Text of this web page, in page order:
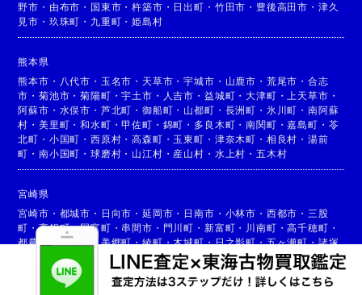
野市 ・ 由布市 ・ 国東市 ・杵築市 ・ 日出町 ・ 竹田市 ・ 豊後高田市 ・ 津久
見市 ・ 玖珠町 ・ 九重町 ・姫島村
熊本県
熊本市 ・ 八代市 ・ 玉名市 ・ 天草市 ・宇城市 ・ 山鹿市 ・ 荒尾市 ・ 合志
市 ・菊池市 ・菊陽町 ・宇土市 ・ 人吉市 ・ 益城町 ・大津町 ・ 上天草市 ・
阿蘇市 ・ 水俣市 ・ 芦北町 ・御船町 ・ 山都町 ・ 長洲町 ・ 氷川町 ・ 南阿蘇
村 ・美里町 ・和水町 ・甲佐町 ・ 錦町 ・ 多良木町 ・南関町 ・嘉島町 ・ 苓
北町 ・ 小国町 ・西原村 ・高森町 ・ 玉東町 ・ 津奈木町 ・ 相良村 ・ 湯前
町 ・南小国町 ・球磨村 ・ 山江村 ・ 産山村 ・ 水上村 ・ 五木村
宮崎県
宮崎市 ・ 都城市 ・ 日向市 ・延岡市 ・ 日南市 ・ 小林市 ・ 西都市 ・ 三股
町 ・高鍋町・国富町 ・ 串間市 ・ 門川町 ・ 新富町 ・ 川南町 ・高千穂町 ・
都農町
高原町 ・美郷町・綾町・木城町・日之影町・五ヶ瀬町・諸塚
椎葉村・ 西米良村